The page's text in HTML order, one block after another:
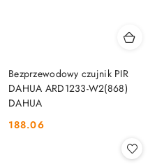
Bezprzewodowy czujnik PIR
DAHUA ARD1233-W2(868)
DAHUA
Cena:
188.06